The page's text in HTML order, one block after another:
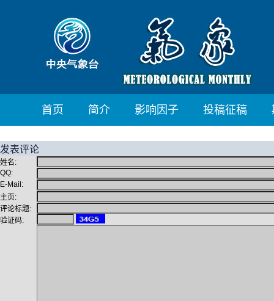
首页 简介 影响因子 投稿征稿
发表评论
姓名:
QQ:
E-Mail:
主页:
评论标题:
验证码: